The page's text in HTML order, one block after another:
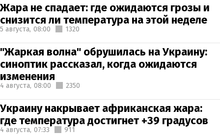
Жара не спадает: где ожидаются грозы и
снизится ли температура на этой неделе
5 августа, 08:00 1320
"Жаркая волна" обрушилась на Украину:
синоптик рассказал, когда ожидаются
изменения
4 августа, 08:00 2350
Украину накрывает африканская жара:
где температура достигнет +39 градусов
4 августа, 07:33 911